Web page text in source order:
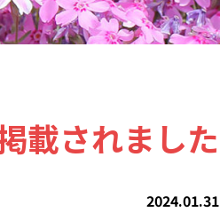
載されました
2024.01.31